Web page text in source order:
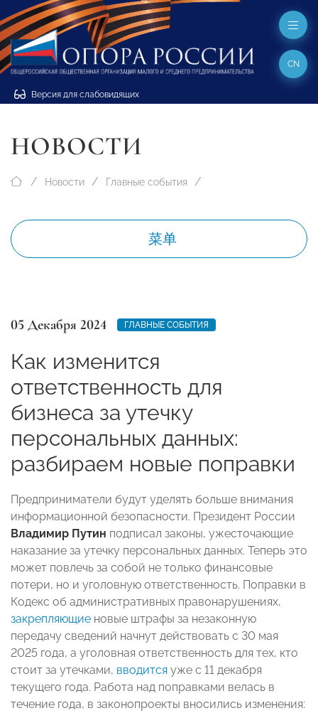
Версия для слабовидящих
CN
НОВОСТИ
Новости Главные события
菜单
05 Декабря 2024 ГЛАВНЫЕ СОБЫТИЯ
Как изменится
ответственность для
бизнеса за утечку
персональных данных:
разбираем новые поправки
Предприниматели будут уделять больше внимания
информационной безопасности. Президент России
Владимир Путин подписал законы, ужесточающие
наказание за утечку персональных данных. Теперь это
может повлечь за собой не только финансовые
потери, но и уголовную ответственность. Поправки в
Кодекс об административных правонарушениях,
закрепляющие новые штрафы за незаконную
передачу сведений начнут действовать с 30 мая
2025 года, а уголовная ответственность для тех, кто
стоит за утечками, вводится уже с 11 декабря
текущего года. Работа над поправками велась в
течение года, в законопроекты вносились изменения: